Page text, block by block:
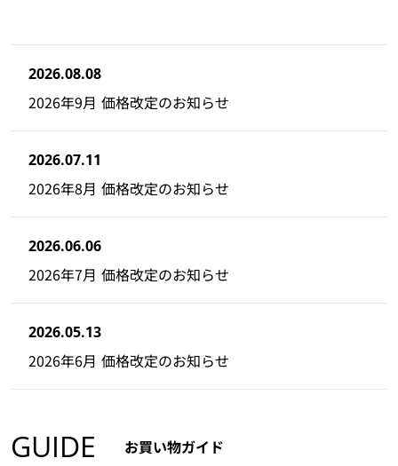
2026.08.08
2026年9月 価格改定のお知らせ
2026.07.11
2026年8月 価格改定のお知らせ
2026.06.06
2026年7月 価格改定のお知らせ
2026.05.13
2026年6月 価格改定のお知らせ
GUIDE お買い物ガイド